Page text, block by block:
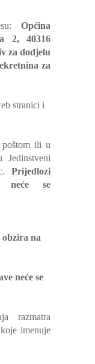
Općina
2, 40316
za dodjelu
za
stranici i
poštom ili u
Jedinstveni
Prijedlozi
neće se
obzira na
neće se
razmatra
imenuje